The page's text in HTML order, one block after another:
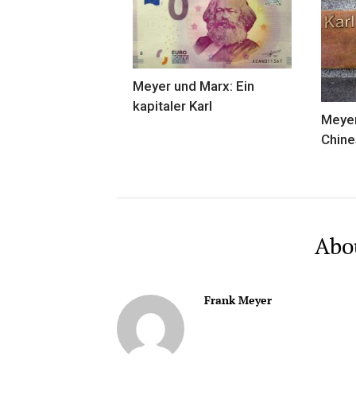
Meyer und Marx: Ein
kapitaler Karl
Frank Meyer